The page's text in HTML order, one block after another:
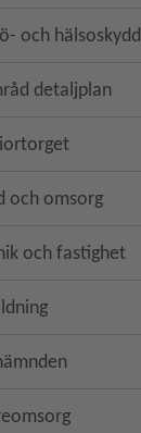
och hälsoskydd
detaljplan
och omsorg
och fastighet